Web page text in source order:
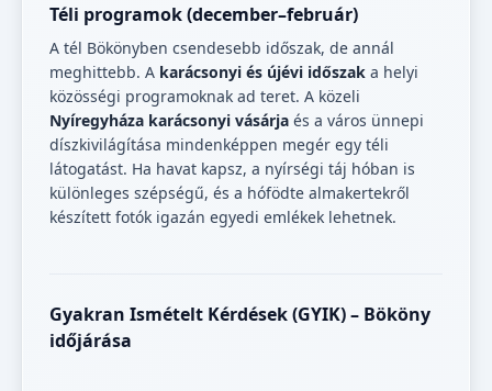
Téli programok (december–február)
A tél Bökönyben csendesebb időszak, de annál
meghittebb. A karácsonyi és újévi időszak a helyi
közösségi programoknak ad teret. A közeli
Nyíregyháza karácsonyi vásárja és a város ünnepi
díszkivilágítása mindenképpen megér egy téli
látogatást. Ha havat kapsz, a nyírségi táj hóban is
különleges szépségű, és a hófödte almakertekről
készített fotók igazán egyedi emlékek lehetnek.
Gyakran Ismételt Kérdések (GYIK) – Bököny
időjárása